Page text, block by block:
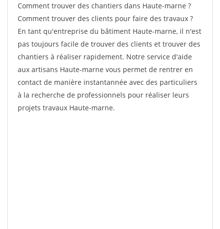
Comment trouver des chantiers dans Haute-marne ?
Comment trouver des clients pour faire des travaux ?
En tant qu'entreprise du bâtiment Haute-marne, il n'est
pas toujours facile de trouver des clients et trouver des
chantiers à réaliser rapidement. Notre service d'aide
aux artisans Haute-marne vous permet de rentrer en
contact de manière instantannée avec des particuliers
à la recherche de professionnels pour réaliser leurs
projets travaux Haute-marne.